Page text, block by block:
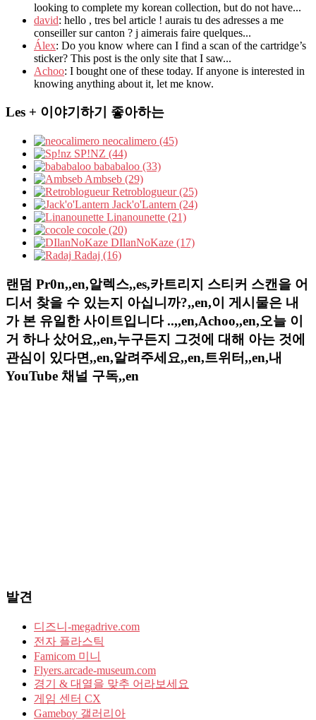
looking to complete my korean collection, but do not have...
david: hello , tres bel article ! aurais tu des adresses a me
conseiller sur canton ? j aimerais faire quelques...
Álex: Do you know where can I find a scan of the cartridge’s
sticker? This post is the only site that I saw...
Achoo: I bought one of these today. If anyone is interested in
knowing anything about it, let me know.
Les + 이야기하기 좋아하는
neocalimero (45)
SP!NZ (44)
bababaloo (33)
Ambseb (29)
Retroblogueur (25)
Jack'o'Lantern (24)
Linanounette (21)
cocole (20)
DIlanNoKaze (17)
Radaj (16)
랜덤 Pr0n,,en,알렉스,,es,카트리지 스티커 스캔을 어
디서 찾을 수 있는지 아십니까?,,en,이 게시물은 내
가 본 유일한 사이트입니다 ..,,en,Achoo,,en,오늘 이
거 하나 샀어요,,en,누구든지 그것에 대해 아는 것에
관심이 있다면,,en,알려주세요,,en,트위터,,en,내
YouTube 채널 구독,,en
발견
디즈니-megadrive.com
전자 플라스틱
Famicom 미니
Flyers.arcade-museum.com
경기 & 대열을 맞추 어라보세요
게임 센터 CX
Gameboy 갤러리아